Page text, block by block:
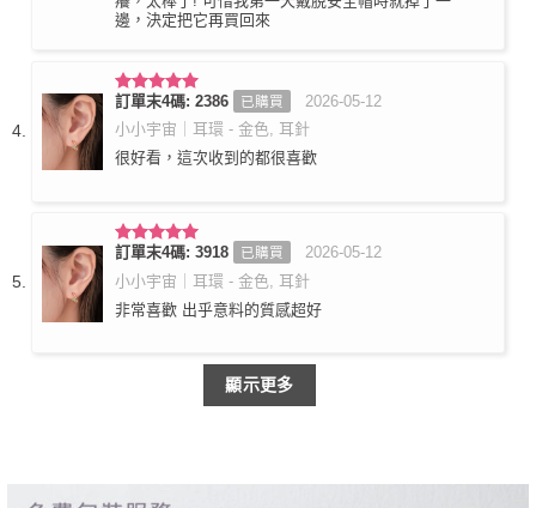
邊，決定把它再買回來
評分5滿
分 5
訂單末4碼: 2386 已購買
2026-05-12
小小宇宙｜耳環 - 金色, 耳針
很好看，這次收到的都很喜歡
評分5滿
分 5
訂單末4碼: 3918 已購買
2026-05-12
小小宇宙｜耳環 - 金色, 耳針
非常喜歡 出乎意料的質感超好
顯示更多